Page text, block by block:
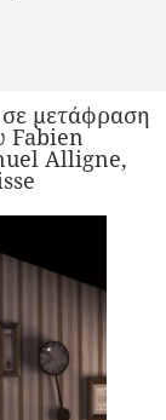
μετάφραση
Fabien
Alligne,